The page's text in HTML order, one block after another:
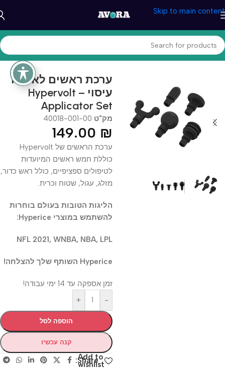
Skip to main content
עמוד הבית/בריאות ונוחות/מכשירי עיסוי
ערכת ראשים לאקדח
עיסוי – Hypervolt
Applicator Set
מק"ט 40018-001-00
149.00 ₪
ערכת הראשים של Hypervolt
כוללת חמש ראשים המיועדות
לטיפולים ספציפיים, כולל ראש כדור,
מזלג, עגול, שטוח וכרית.
הליגות הטובות בעולם בוחרות
להשתמש במוצרי Hyperice:
NFL 2021, WNBA, NBA, LPL
Hyperice השותף שלך להצלחה!
זמן אספקה עד 14 ימי עבודה!
-
+
הוספה לסל
קנה עכשיו
Add to
wishlist
Share: